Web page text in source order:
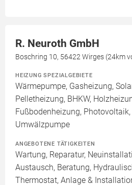
R. Neuroth GmbH
Boschring 10, 56422 Wirges (24km
HEIZUNG SPEZIALGEBIETE
Wärmepumpe, Gasheizung,
Pelletheizung, BHKW,
Fußbodenheizung,
Umwälzpumpe
ANGEBOTENE TÄTIGKEITEN
Wartung, Reparatur,
Austausch, Beratung,
Thermostat, Anlage &